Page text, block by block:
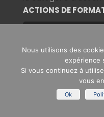
ACTIONS DE
Mentions légales/
Nous utilisons des
expérience
Si vous continuez à
vous
Ok